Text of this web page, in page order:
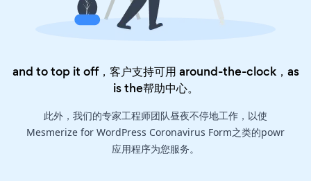
and to top it off，客户支持可用 around-the-clock，as
is the帮助中心。
此外，我们的专家工程师团队昼夜不停地工作，以使
Mesmerize for WordPress Coronavirus Form之类的powr
应用程序为您服务。